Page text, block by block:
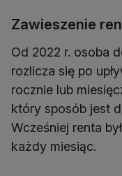
Zawieszenie
Od 2022 r. osoba
rozlicza się po
rocznie lub
który sposób jest
Wcześniej renta
każdy miesiąc.